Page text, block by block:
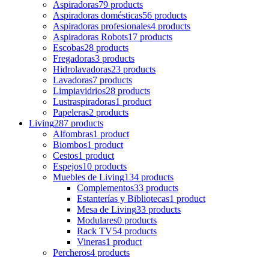
Aspiradoras79 products
Aspiradoras domésticas56 products
Aspiradoras profesionales4 products
Aspiradoras Robots17 products
Escobas28 products
Fregadoras3 products
Hidrolavadoras23 products
Lavadoras7 products
Limpiavidrios28 products
Lustraspiradoras1 product
Papeleras2 products
Living287 products
Alfombras1 product
Biombos1 product
Cestos1 product
Espejos10 products
Muebles de Living134 products
Complementos33 products
Estanterías y Bibliotecas1 product
Mesa de Living33 products
Modulares0 products
Rack TV54 products
Vineras1 product
Percheros4 products